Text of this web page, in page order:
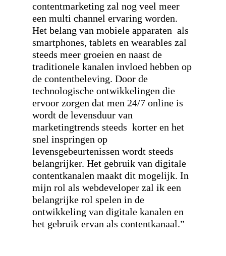
contentmarketing zal nog veel meer
een multi channel ervaring worden.
Het belang van mobiele apparaten als
smartphones, tablets en wearables zal
steeds meer groeien en naast de
traditionele kanalen invloed hebben op
de contentbeleving. Door de
technologische ontwikkelingen die
ervoor zorgen dat men 24/7 online is
wordt de levensduur van
marketingtrends steeds korter en het
snel inspringen op
levensgebeurtenissen wordt steeds
belangrijker. Het gebruik van digitale
contentkanalen maakt dit mogelijk. In
mijn rol als webdeveloper zal ik een
belangrijke rol spelen in de
ontwikkeling van digitale kanalen en
het gebruik ervan als contentkanaal.”